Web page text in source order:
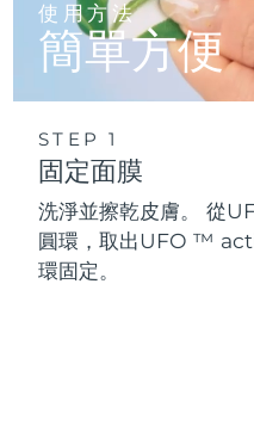
使用方法
簡單方便
STEP 1
固定面膜
洗淨並擦乾皮膚。 從
圓環，取出UFO ™
環固定。